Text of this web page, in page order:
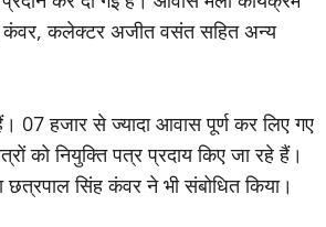
कंवर, कलेक्टर अजीत वसंत सहित अन्य
07 हजार से ज्यादा आवास पूर्ण कर लिए गए
को नियुक्ति पत्र प्रदाय किए जा रहे हैं।
सिंह कंवर ने भी संबोधित किया।